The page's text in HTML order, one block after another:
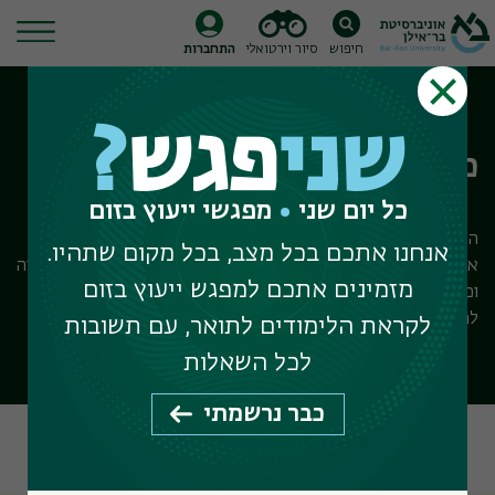
Skip
חיפוש סיור וירטואלי התחברות
כימיה
המחלקה לכימיה היא מהמובילות בישראל ובעולם בתחומים כגון
אנרגיה מתחדשת, כימיה תרופתית, חישובית, Big data, ננוטכנולוגיה
וכימיה של חומרים. המחלקה מזמינה מועמדים בעלי תשוקה למדע
להירשם ללימודי תואר ראשון ותארים מתקדמים במסגרתה.
איך מתקבלים
שניפגש?
כל יום שני מפגשי ייעוץ בזום
אנחנו אתכם בכל מצב, בכל מקום שתהיו.
מזמינים אתכם למפגש ייעוץ בזום
לקראת הלימודים לתואר, עם תשובות
לכל השאלות
כבר נרשמתי